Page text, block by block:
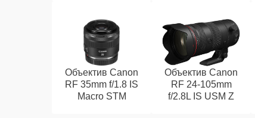
Объектив Canon
RF 35mm f/1.8 IS
Macro STM
Объектив Canon
RF 24‑105mm
f/2.8L IS USM Z